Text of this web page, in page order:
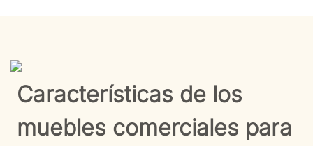
Características de los
muebles comerciales para